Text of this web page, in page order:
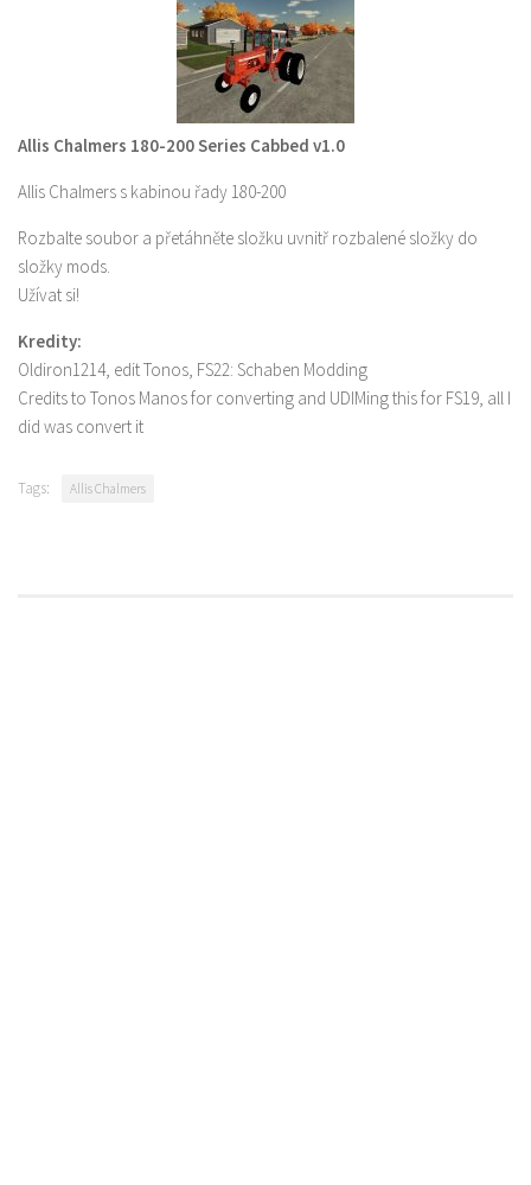
Allis Chalmers 180-200 Series Cabbed v1.0
Allis Chalmers s kabinou řady 180-200
Rozbalte soubor a přetáhněte složku uvnitř rozbalené složky do
složky mods.
Užívat si!
Kredity:
Oldiron1214, edit Tonos, FS22: Schaben Modding
Credits to Tonos Manos for converting and UDIMing this for FS19, all I
did was convert it
Tags: Allis Chalmers